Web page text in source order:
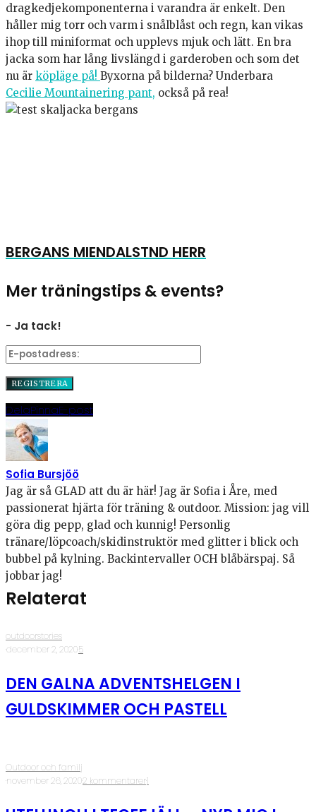
dragkedjekomponenterna i varandra är enkelt. Den
håller mig torr och varm i snålblåst och regn, kan vikas
ihop till miniformat och upplevs mjuk och lätt. En bra
jacka som har lång livslängd i garderoben och som det
nu är köpläge på! Byxorna på bilderna? Underbara
Cecilie Mountainering pant, också på rea!
BERGANS MIENDALSTND HERR
Mer träningstips & events?
- Ja tack!
DelaPinnaE-post
Sofia Bursjöö
Jag är så GLAD att du är här! Jag är Sofia i Åre, med
passionerat hjärta för träning & outdoor. Mission: jag vill
göra dig pepp, glad och kunnig! Personlig
tränare/löpcoach/skidinstruktör med glitter i blick och
bubbel på kylning. Backintervaller OCH blåbärspaj. Så
jobbar jag!
Relaterat
outdoorstories
·december 2, 2020·5
DEN GALNA ADVENTSHELGEN I
GULDSKIMMER OCH PASTELL
Outdoor och familj
·november 26, 2020·2 kommentarer·1